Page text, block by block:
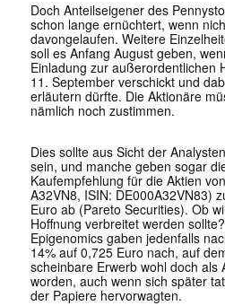
Doch Anteilseigener des
schon lange ernüchtert, wenn
davongelaufen. Weitere
soll es Anfang August geben,
Einladung zur außerordentlichen
11. September verschickt und
erläutern dürfte. Die Aktionäre
nämlich noch zustimmen.
Dies sollte aus Sicht der
sein, und manche geben sogar
Kaufempfehlung für die Aktien
A32VN8, ISIN: DE000A32VN83)
Euro ab (Pareto Securities). Ob
Hoffnung verbreitet werden
Epigenomics gaben jedenfalls
14% auf 0,725 Euro nach, auf
scheinbare Erwerb wohl doch als
worden, auch wenn sich später
der Papiere hervorwagten.